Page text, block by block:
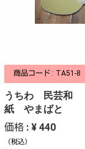
商品コード : TA51-8
うちわ 民芸和
紙 やまばと
価格 : ¥ 440
（税込）